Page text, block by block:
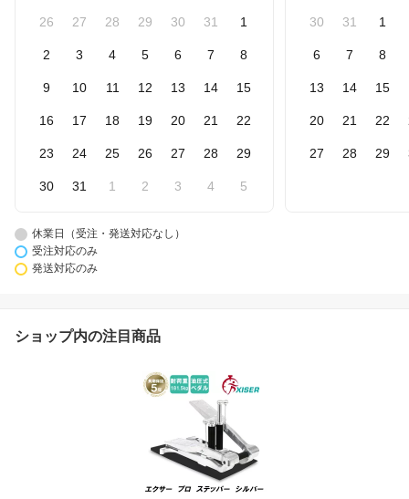
26 27 28 29 30 31 1
2 3 4 5 6 7 8
9 10 11 12 13 14 15
16 17 18 19 20 21 22
23 24 25 26 27 28 29
30 31 1 2 3 4 5
30 31 1
6 7 8
13 14 15
20 21 22
27 28 29
休業日（受注・発送対応なし）
受注対応のみ
発送対応のみ
ショップ内の注目商品